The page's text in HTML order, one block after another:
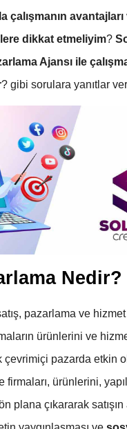
çalışmanın avantajları
dikkat etmeliyim?
Ajansı ile
? gibi sorulara yanıtlar
Nedir?
pazarlama ve
ürünlerini ve
çevrimiçi pazarda etkin
firmaları, ürünlerini,
plana çıkararak satışın